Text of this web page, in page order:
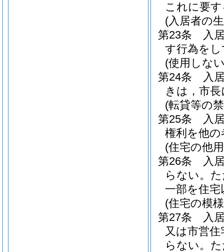
これに要
(入居者の
第23条
入
す行為を
(使用しな
第24条
入
きは，市
(転貸等の
第25条
入
権利を他
(住宅の他
第26条
入
らない。
一部を住
(住宅の模
第27条
入
又は市営
らない。